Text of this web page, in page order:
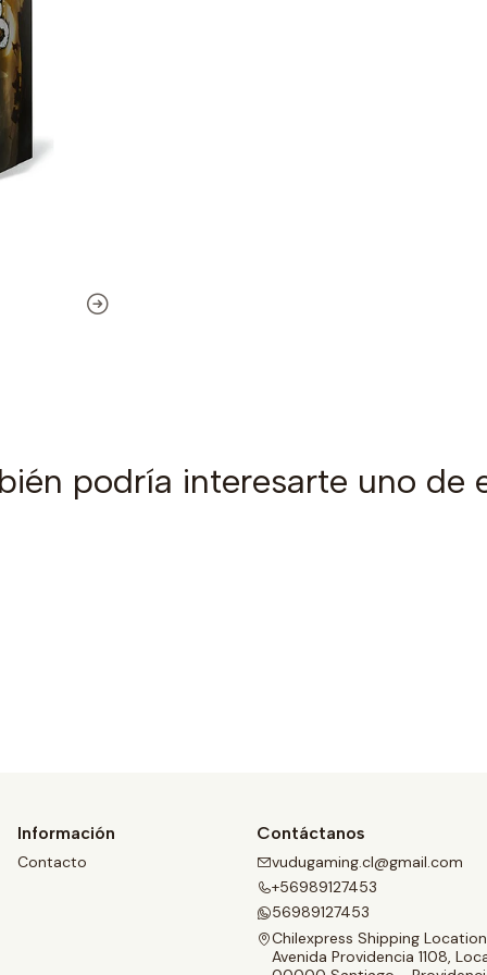
podría interesarte uno de
Información
Contacto
Contáctanos
vudugaming.cl@gmail.com
+56989127453
56989127453
Chilexpress Shipping Location
Avenida Providencia 1108,